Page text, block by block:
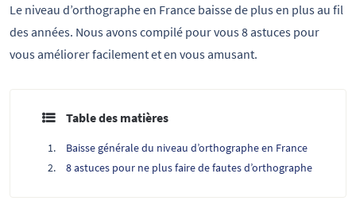
Le niveau d’orthographe en France baisse de plus en plus au fil
des années. Nous avons compilé pour vous 8 astuces pour
vous améliorer facilement et en vous amusant.
Table des matières
Baisse générale du niveau d’orthographe en France
8 astuces pour ne plus faire de fautes d’orthographe